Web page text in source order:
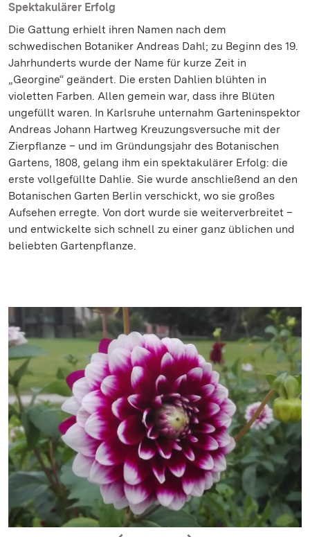
Spektakulärer Erfolg
Die Gattung erhielt ihren Namen nach dem
schwedischen Botaniker Andreas Dahl; zu Beginn des 19.
Jahrhunderts wurde der Name für kurze Zeit in
„Georgine“ geändert. Die ersten Dahlien blühten in
violetten Farben. Allen gemein war, dass ihre Blüten
ungefüllt waren. In Karlsruhe unternahm Garteninspektor
Andreas Johann Hartweg Kreuzungsversuche mit der
Zierpflanze – und im Gründungsjahr des Botanischen
Gartens, 1808, gelang ihm ein spektakulärer Erfolg: die
erste vollgefüllte Dahlie. Sie wurde anschließend an den
Botanischen Garten Berlin verschickt, wo sie großes
Aufsehen erregte. Von dort wurde sie weiterverbreitet –
und entwickelte sich schnell zu einer ganz üblichen und
beliebten Gartenpflanze.